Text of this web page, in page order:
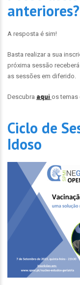
anteriores?
A resposta é sim!
Basta realizar a sua
próxima sessão
as sessões em diferido.
Descubra aqui os temas
Ciclo de
Idoso